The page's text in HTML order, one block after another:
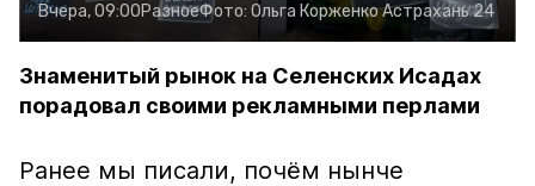
Вчера, 09:00РазноеФото: Ольга КорженкоАстрахань 24
Знаменитый рынок на Селенских Исадах
порадовал своими рекламными перлами
Ранее мы писали, почём нынче